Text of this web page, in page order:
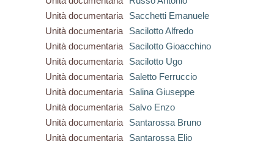
Unità documentaria
Sacchetti Emanuele
Unità documentaria
Sacilotto Alfredo
Unità documentaria
Sacilotto Gioacchino
Unità documentaria
Sacilotto Ugo
Unità documentaria
Saletto Ferruccio
Unità documentaria
Salina Giuseppe
Unità documentaria
Salvo Enzo
Unità documentaria
Santarossa Bruno
Unità documentaria
Santarossa Elio